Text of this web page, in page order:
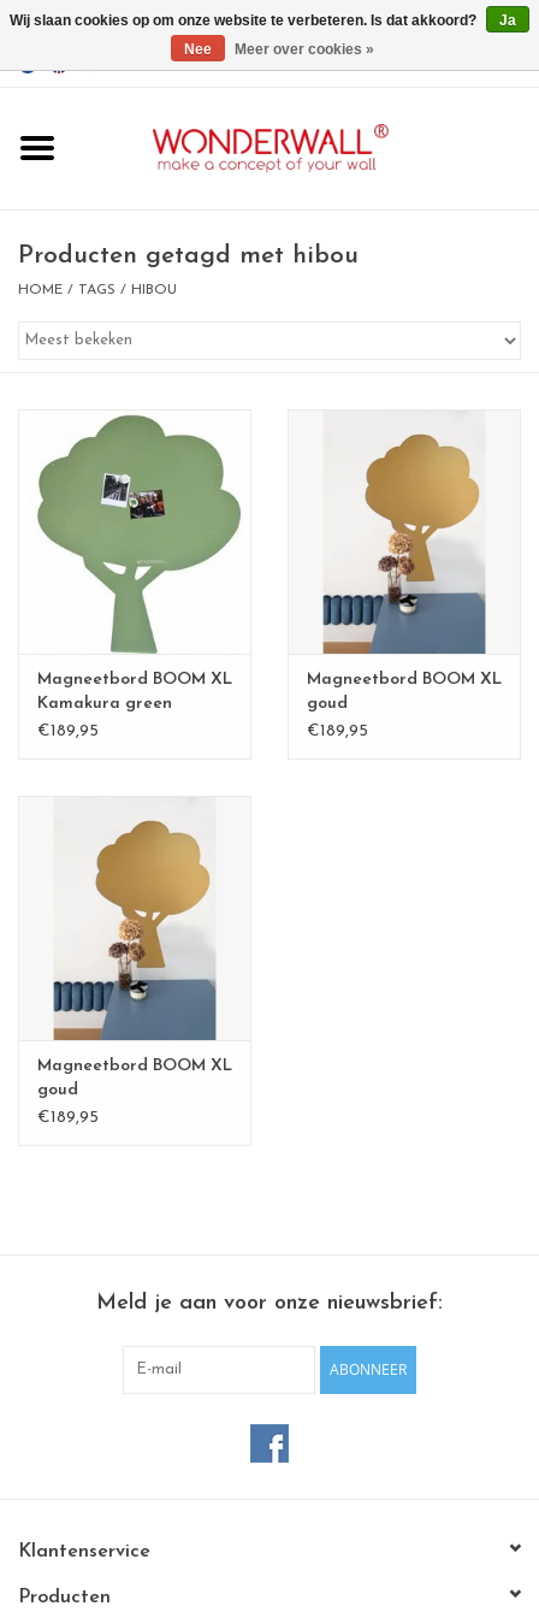
GBP/USD
magneetborden
Ontwerp op maat
BIG SALE , GRAB YOUR
CHANCE
LIMITED EXCLUSIVES
Wandplanken / Shelves
Producten getagd met hibou
HOME / TAGS / HIBOU
Magneetbord BOOM XL
Kamakura green
€189,95
Magneetbord BOOM XL
goud
€189,95
Magneetbord BOOM XL
goud
€189,95
Meld je aan voor onze nieuwsbrief:
ABONNEER
Klantenservice
Producten
Wij slaan cookies op om onze website te verbeteren. Is dat akkoord?
Ja
Nee
Meer over cookies »